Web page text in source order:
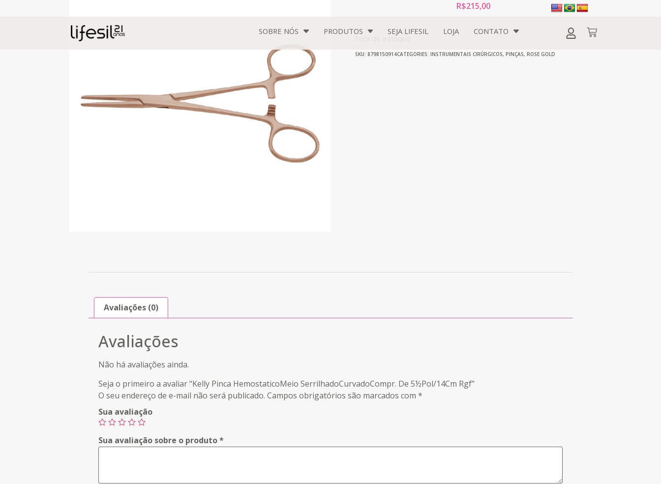
SOBRE NÓS PRODUTOS SEJA LIFESIL LOJA CONTATO
R$215,00
SKU: 8798150914CATEGORIES: INSTRUMENTAIS CIRÚRGICOS, PINÇAS, ROSE GOLD
Avaliações (0)
Avaliações
Não há avaliações ainda.
Seja o primeiro a avaliar “Kelly Pinca HemostaticoMeio SerrilhadoCurvadoCompr. De 5½Pol/14Cm Rgf”
O seu endereço de e-mail não será publicado. Campos obrigatórios são marcados com *
Sua avaliação
Sua avaliação sobre o produto*